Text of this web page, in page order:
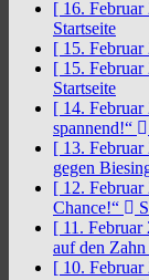
[ 16. Februar
Startseite
[ 15. Februar
[ 15. Februar
Startseite
[ 14. Februar
spannend!“
[ 13. Februar
gegen
[ 12. Februar
Chance!“
[ 11. Februar
auf den
[ 10. Februar